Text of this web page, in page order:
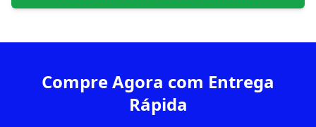
Compre Agora com Entrega
Rápida